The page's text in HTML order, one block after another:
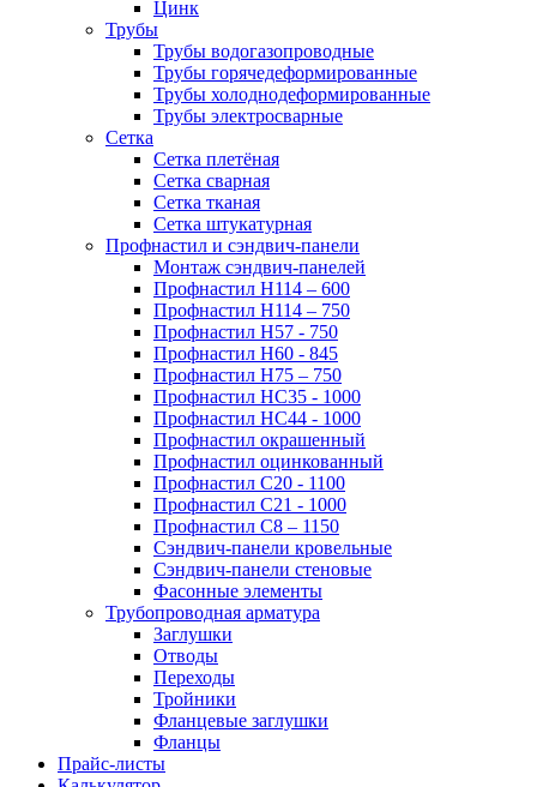
Цинк
Трубы
Трубы водогазопроводные
Трубы горячедеформированные
Трубы холоднодеформированные
Трубы электросварные
Сетка
Сетка плетёная
Сетка сварная
Сетка тканая
Сетка штукатурная
Профнастил и сэндвич-панели
Монтаж сэндвич-панелей
Профнастил Н114 – 600
Профнастил Н114 – 750
Профнастил Н57 - 750
Профнастил Н60 - 845
Профнастил Н75 – 750
Профнастил НС35 - 1000
Профнастил НС44 - 1000
Профнастил окрашенный
Профнастил оцинкованный
Профнастил С20 - 1100
Профнастил С21 - 1000
Профнастил С8 – 1150
Сэндвич-панели кровельные
Сэндвич-панели стеновые
Фасонные элементы
Трубопроводная арматура
Заглушки
Отводы
Переходы
Тройники
Фланцевые заглушки
Фланцы
Прайс-листы